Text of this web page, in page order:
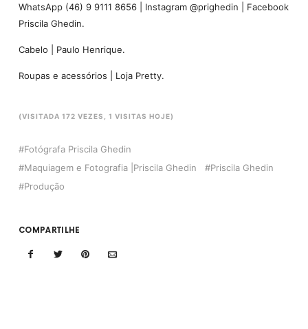
WhatsApp (46) 9 9111 8656 | Instagram @prighedin | Facebook
Priscila Ghedin.
Cabelo | Paulo Henrique.
Roupas e acessórios | Loja Pretty.
(VISITADA 172 VEZES, 1 VISITAS HOJE)
Fotógrafa Priscila Ghedin
Maquiagem e Fotografia |Priscila Ghedin
Priscila Ghedin
Produção
COMPARTILHE